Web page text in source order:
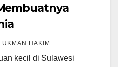
LUKMAN HAKIM
kecil di Sulawesi